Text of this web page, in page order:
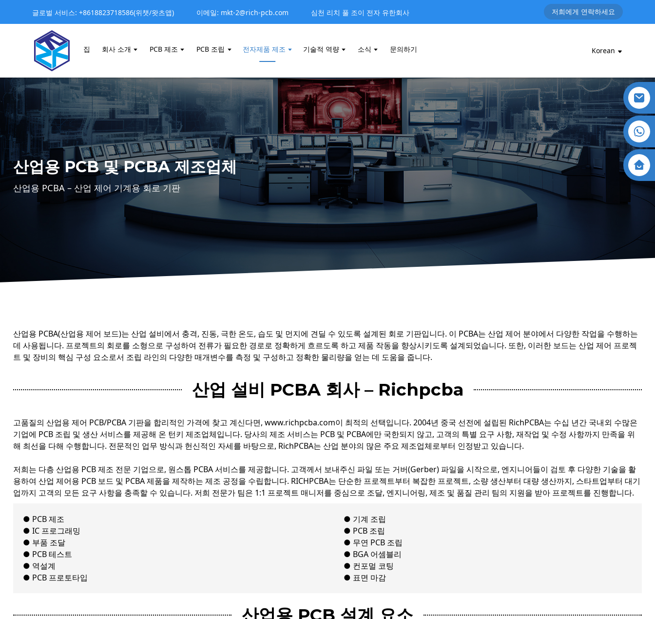
글로벌 서비스: +8618823718586(위챗/왓츠앱) 이메일: mkt-2@rich-pcb.com 심천 리치 풀 조이 전자 유한회사 저희에게 연락하세요
집 회사 소개 PCB 제조 PCB 조립 전자제품 제조 기술적 역량 소식 문의하기 Korean
산업용 PCB 및 PCBA 제조업체
산업용 PCBA – 산업 제어 기계용 회로 기판
산업용 PCBA(산업용 제어 보드)는 산업 설비에서 충격, 진동, 극한 온도, 습도 및 먼지에 견딜 수 있도록 설계된 회로 기판입니다. 이 PCBA는 산업 제어 분야에서 다양한 작업을 수행하는
데 사용됩니다. 프로젝트의 회로를 소형으로 구성하여 전류가 필요한 경로로 정확하게 흐르도록 하고 제품 작동을 향상시키도록 설계되었습니다. 또한, 이러한 보드는 산업 제어 프로젝
트 및 장비의 핵심 구성 요소로서 조립 라인의 다양한 매개변수를 측정 및 구성하고 정확한 물리량을 얻는 데 도움을 줍니다.
산업 설비 PCBA 회사 – Richpcba
고품질의 산업용 제어 PCB/PCBA 기판을 합리적인 가격에 찾고 계신다면, www.richpcba.com이 최적의 선택입니다. 2004년 중국 선전에 설립된 RichPCBA는 수십 년간 국내외 수많은
기업에 PCB 조립 및 생산 서비스를 제공해 온 턴키 제조업체입니다. 당사의 제조 서비스는 PCB 및 PCBA에만 국한되지 않고, 고객의 특별 요구 사항, 재작업 및 수정 사항까지 만족을 위
해 최선을 다해 수행합니다. 전문적인 업무 방식과 헌신적인 자세를 바탕으로, RichPCBA는 산업 분야의 많은 주요 제조업체로부터 인정받고 있습니다.
저희는 다층 산업용 PCB 제조 전문 기업으로, 원스톱 PCBA 서비스를 제공합니다. 고객께서 보내주신 파일 또는 거버(Gerber) 파일을 시작으로, 엔지니어들이 검토 후 다양한 기술을 활
용하여 산업 제어용 PCB 보드 및 PCBA 제품을 제작하는 제조 공정을 수립합니다. RICHPCBA는 단순한 프로젝트부터 복잡한 프로젝트, 소량 생산부터 대량 생산까지, 스타트업부터 대기
업까지 고객의 모든 요구 사항을 충족할 수 있습니다. 저희 전문가 팀은 1:1 프로젝트 매니저를 중심으로 조달, 엔지니어링, 제조 및 품질 관리 팀의 지원을 받아 프로젝트를 진행합니다.
● PCB 제조
● IC 프로그래밍
● 부품 조달
● PCB 테스트
● 역설계
● PCB 프로토타입
● 기계 조립
● PCB 조립
● 무연 PCB 조립
● BGA 어셈블리
● 컨포멀 코팅
● 표면 마감
산업용 PCB 설계 요소